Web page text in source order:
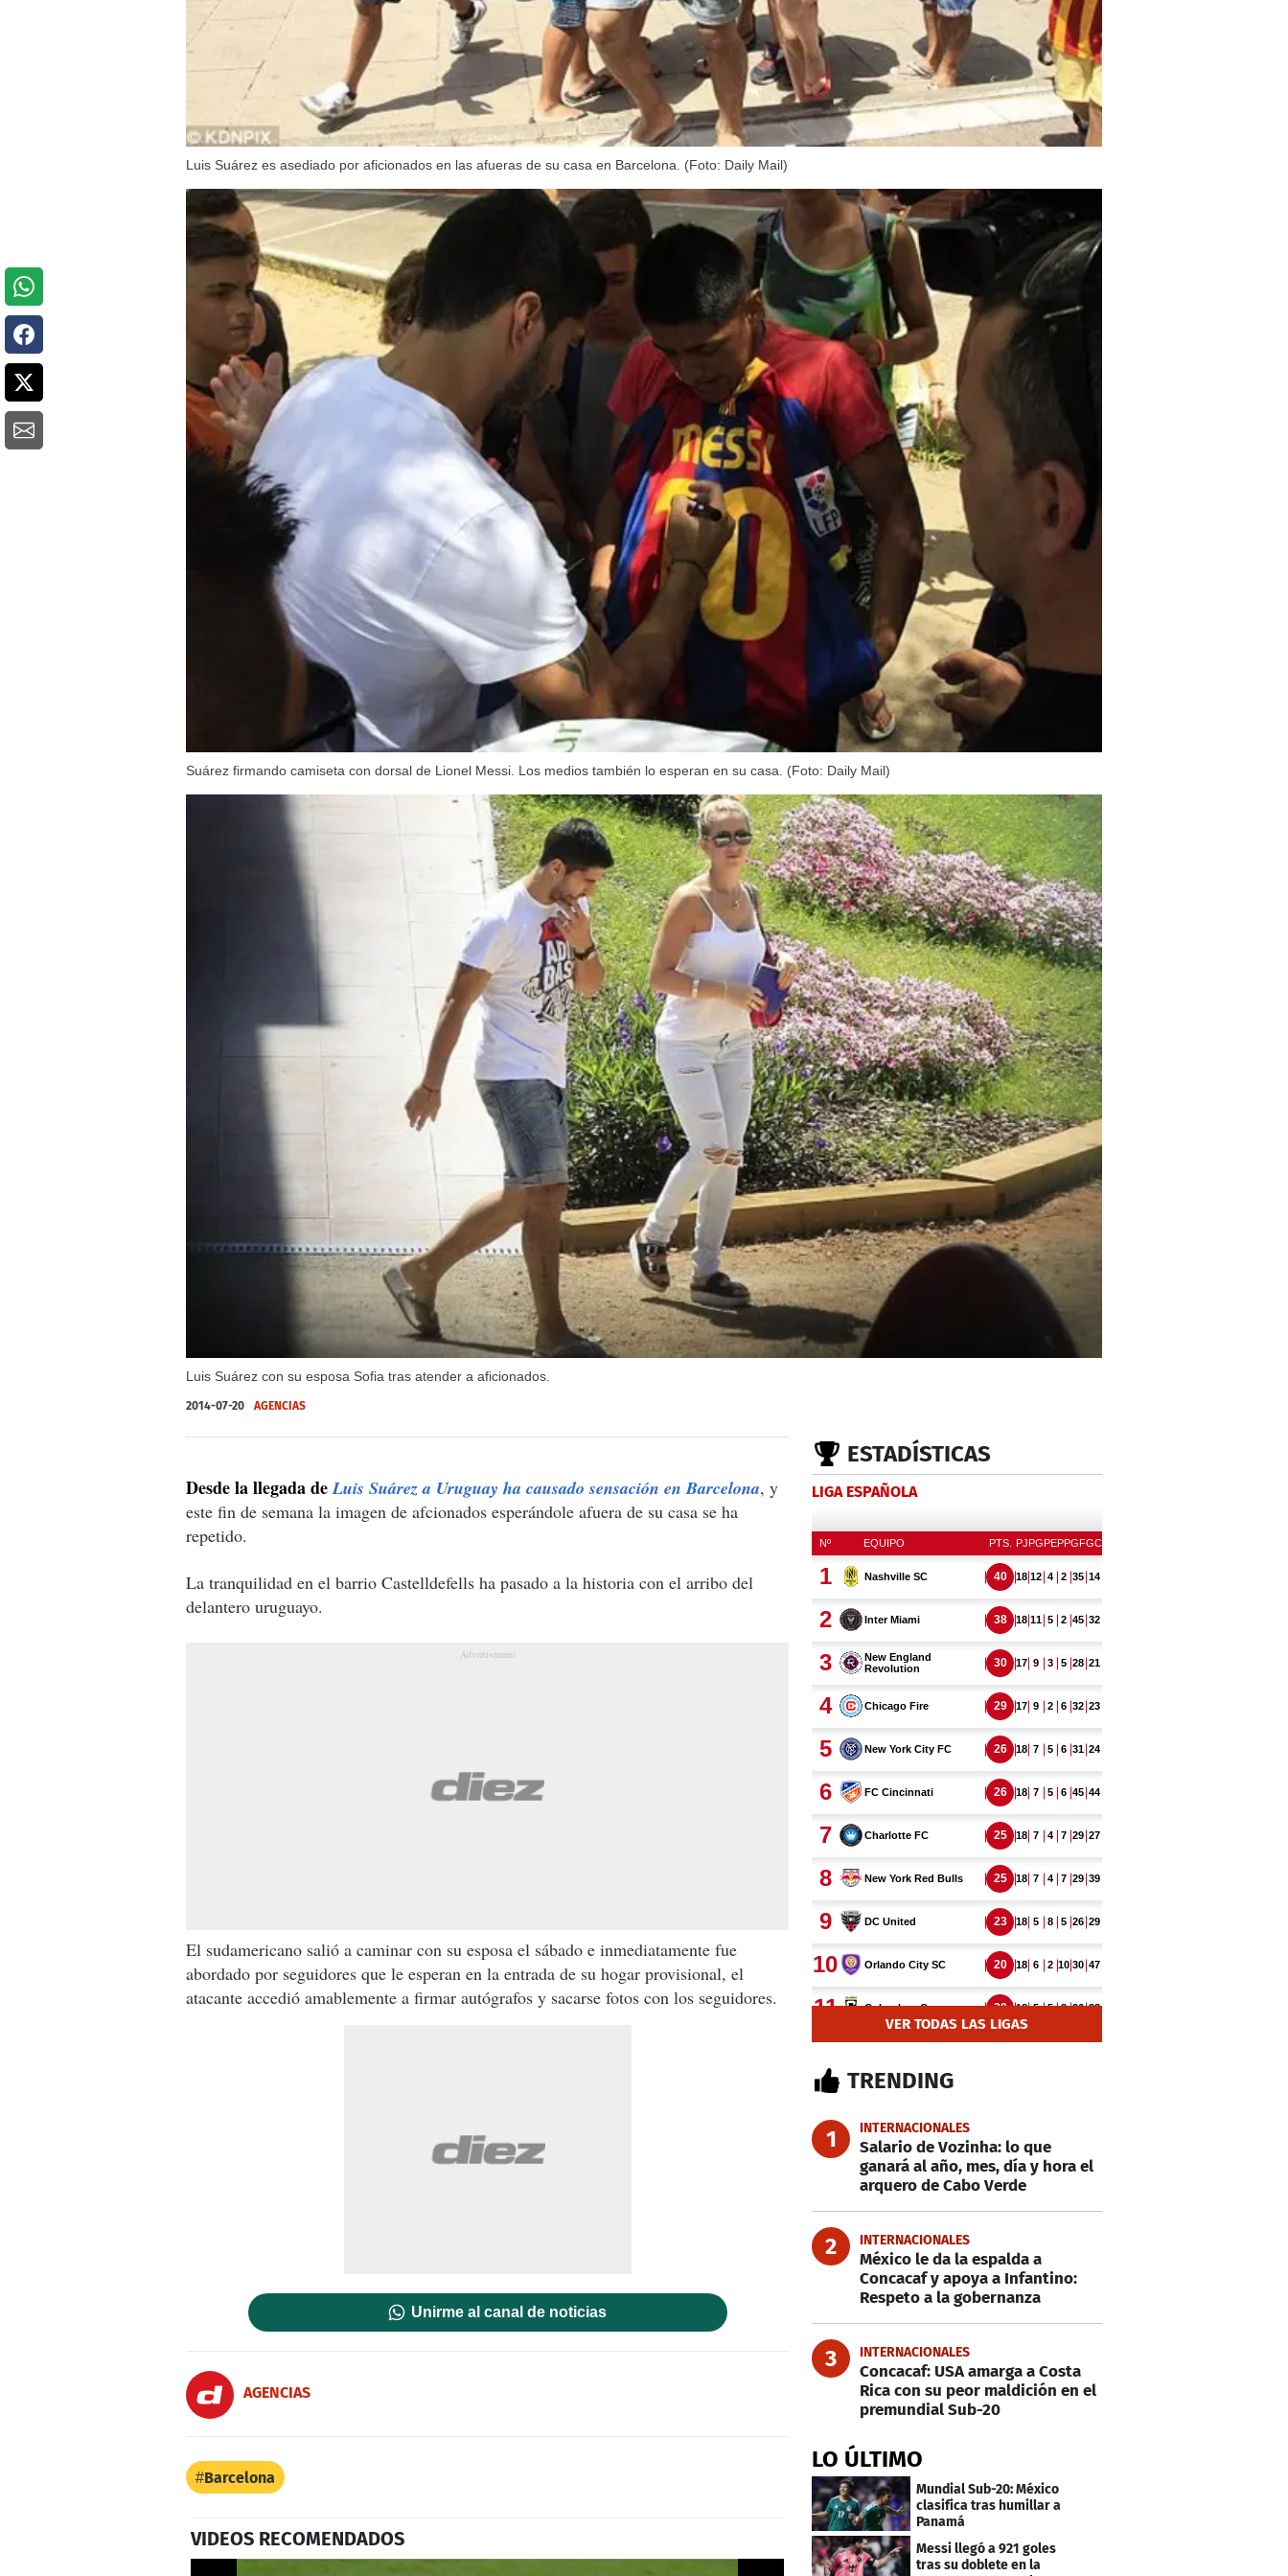
Luis Suárez es asediado por aficionados en las afueras de su casa en Barcelona. (Foto: Daily Mail)
Suárez firmando camiseta con dorsal de Lionel Messi. Los medios también lo esperan en su casa. (Foto: Daily Mail)
Luis Suárez con su esposa Sofia tras atender a aficionados.
2014-07-20 AGENCIAS
Desde la llegada deLuis Suárez a Uruguay ha causado sensación en Barcelona, y
este fin de semana la imagen de afcionados esperándole afuera de su casa se ha
repetido.
La tranquilidad en el barrio Castelldefells ha pasado a la historia con el arribo del
delantero uruguayo.
El sudamericano salió a caminar con su esposa el sábado e inmediatamente fue
abordado por seguidores que le esperan en la entrada de su hogar provisional, el
atacante accedió amablemente a firmar autógrafos y sacarse fotos con los seguidores.
Unirme al canal de noticias
AGENCIAS
Barcelona
VIDEOS RECOMENDADOS
ESTADÍSTICAS
LIGA ESPAÑOLA
VER TODAS LAS LIGAS
TRENDING
1 INTERNACIONALES
Salario de Vozinha: lo que
ganará al año, mes, día y hora el
arquero de Cabo Verde
2 INTERNACIONALES
México le da la espalda a
Concacaf y apoya a Infantino:
Respeto a la gobernanza
3 INTERNACIONALES
Concacaf: USA amarga a Costa
Rica con su peor maldición en el
premundial Sub-20
LO ÚLTIMO
Mundial Sub-20: México
clasifica tras humillar a
Panamá
Messi llegó a 921 goles
tras su doblete en la